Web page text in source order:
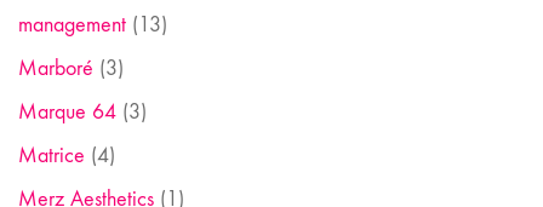
management (13)
Marboré (3)
Marque 64 (3)
Matrice (4)
Merz Aesthetics (1)